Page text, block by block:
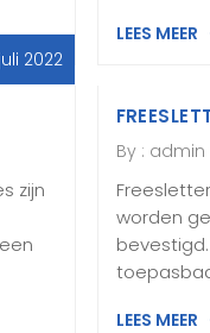
LEES MEER
2022
zijn
By : admin
worden
LEES MEER